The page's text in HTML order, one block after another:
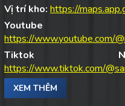
Vị trí kho: https://
https://www.youtube.com/
Tiktok
https://www.tiktok.com/
XEM THÊM